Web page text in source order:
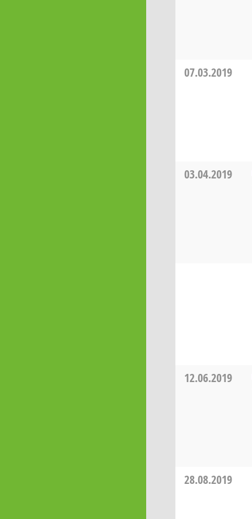
07.03.2019
03.04.2019
12.06.2019
28.08.2019